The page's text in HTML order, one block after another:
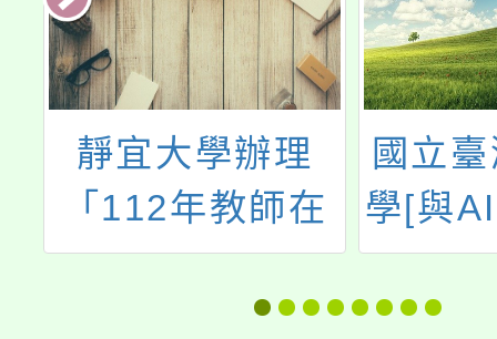
靜宜大學辦理
「112年教師在
職進修專長增能
學分班【多元文
國立
學[與
文漫